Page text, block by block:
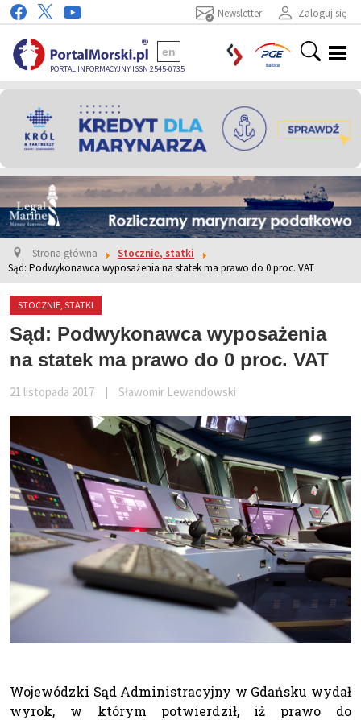
Zaloguj się
Newsletter
PORTAL INFORMACYJNY ISSN 2545-0735
en
Strona główna
Stocznie, statki
Sąd: Podwykonawca wyposażenia na statek ma prawo do 0 proc. VAT
STOCZNIE, STATKI
Sąd: Podwykonawca wyposażenia
na statek ma prawo do 0 proc. VAT
21 listopada 2017 Sławomir Lewandowski
Wojewódzki Sąd Administracyjny w Gdańsku wydał
wyrok, w którym potwierdził, iż prawo do